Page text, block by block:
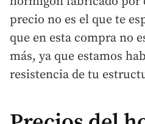
precio no es el que te
que en esta compra no
más, ya que estamos
resistencia de tu